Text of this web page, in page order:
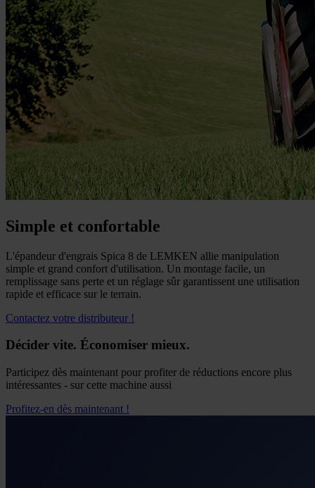
Simple et confortable
L'épandeur d'engrais Spica 8 de LEMKEN allie manipulation
simple et grand confort d'utilisation. Un montage facile, un
remplissage sans perte et un réglage sûr garantissent une utilisation
rapide et efficace sur le terrain.
Contactez votre distributeur !
Décider vite. Économiser mieux.
Participez dès maintenant pour profiter de réductions encore plus
intéressantes - sur cette machine aussi
Profitez-en dès maintenant !